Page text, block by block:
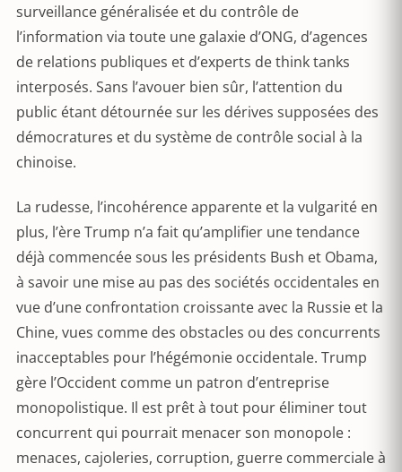
surveillance généralisée et du contrôle de
l’information via toute une galaxie d’ONG, d’agences
de relations publiques et d’experts de think tanks
interposés. Sans l’avouer bien sûr, l’attention du
public étant détournée sur les dérives supposées des
démocratures et du système de contrôle social à la
chinoise.
La rudesse, l’incohérence apparente et la vulgarité en
plus, l’ère Trump n’a fait qu’amplifier une tendance
déjà commencée sous les présidents Bush et Obama,
à savoir une mise au pas des sociétés occidentales en
vue d’une confrontation croissante avec la Russie et la
Chine, vues comme des obstacles ou des concurrents
inacceptables pour l’hégémonie occidentale. Trump
gère l’Occident comme un patron d’entreprise
monopolistique. Il est prêt à tout pour éliminer tout
concurrent qui pourrait menacer son monopole :
menaces, cajoleries, corruption, guerre commerciale à